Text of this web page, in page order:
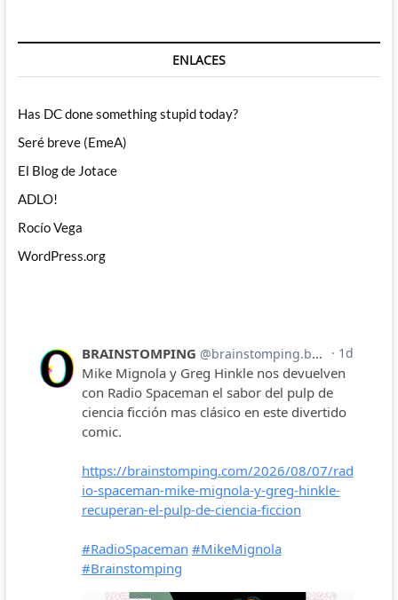
ENLACES
Has DC done something stupid today?
Seré breve (EmeA)
El Blog de Jotace
ADLO!
Rocío Vega
WordPress.org